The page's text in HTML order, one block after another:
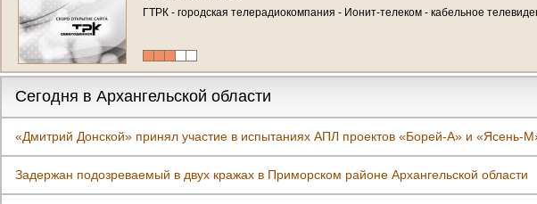
ГТРК - городская телерадиокомпания - Ионит-телеком - кабельное
Сегодня в Архангельской области
«Дмитрий Донской» принял участие в испытаниях АПЛ проектов «Борей-А» и «Ясень-
Задержан подозреваемый в двух кражах в Приморском районе Архангельской области